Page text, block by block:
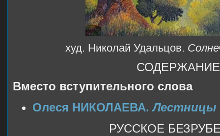
худ. Николай Удальцов.
СОДЕРЖАНИЕ
Вместо вступительного слова
Олеся НИКОЛАЕВА.Лестницы
РУССКОЕ